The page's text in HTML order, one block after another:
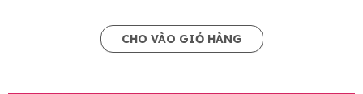
CHO VÀO GIỎ HÀNG